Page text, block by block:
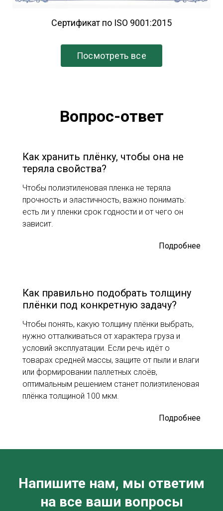
Сертификат по ISO 9001:2015
Посмотреть все
Вопрос-ответ
Как хранить плёнку, чтобы она не
теряла свойства?
Чтобы полиэтиленовая пленка не теряла
прочность и эластичность, важно понимать:
есть ли у пленки срок годности и от чего он
зависит.
Подробнее
Как правильно подобрать толщину
плёнки под конкретную задачу?
Чтобы понять, какую толщину плёнки выбрать,
нужно отталкиваться от характера груза и
условий эксплуатации. Если речь идёт о
товарах средней массы, защите от пыли и влаги
или формировании паллетных слоёв,
оптимальным решением станет полиэтиленовая
плёнка толщиной 100 мкм.
Подробнее
Напишите нам, мы ответим
на все ваши вопросы